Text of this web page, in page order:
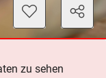
zu sehen